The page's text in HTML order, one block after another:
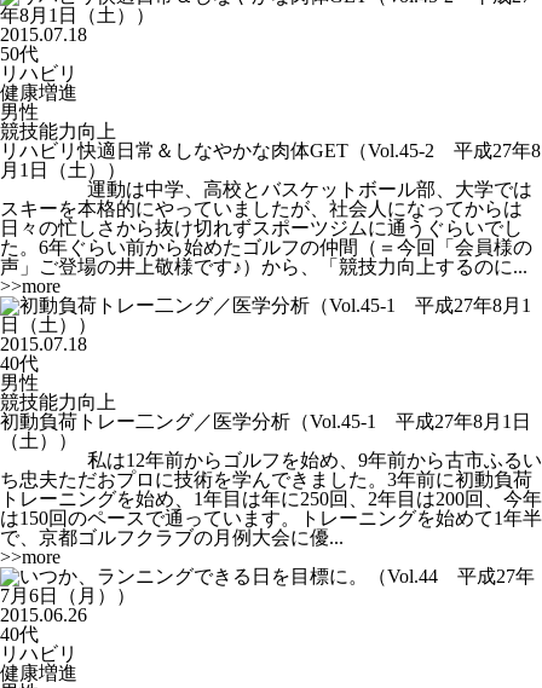
2015.07.18
50代
リハビリ
健康増進
男性
競技能力向上
リハビリ快適日常＆しなやかな肉体GET（Vol.45-2 平成27年8
月1日（土））
運動は中学、高校とバスケットボール部、大学では
スキーを本格的にやっていましたが、社会人になってからは
日々の忙しさから抜け切れずスポーツジムに通うぐらいでし
た。6年ぐらい前から始めたゴルフの仲間（＝今回「会員様の
声」ご登場の井上敬様です♪）から、「競技力向上するのに...
>>more
2015.07.18
40代
男性
競技能力向上
初動負荷トレー二ング／医学分析（Vol.45-1 平成27年8月1日
（土））
私は12年前からゴルフを始め、9年前から古市ふるい
ち忠夫ただおプロに技術を学んできました。3年前に初動負荷
トレーニングを始め、1年目は年に250回、2年目は200回、今年
は150回のペースで通っています。トレーニングを始めて1年半
で、京都ゴルフクラブの月例大会に優...
>>more
2015.06.26
40代
リハビリ
健康増進